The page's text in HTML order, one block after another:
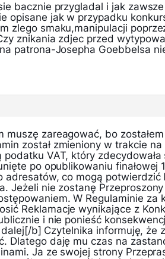
bacznie przygladal i jak
opisane jak w przypadku
zlego smaku,manipulacji
znikania zdjec przed
patrona-Josepha Goebbelsa
muszę zareagować, bo
został zmieniony w trakcie
podatku VAT, który zdecydowała
po opublikowaniu
adresatów, co mogą
Jeżeli nie zostanę
W Regulaminie za
Reklamacje wynikające z
i nie ponieść
b] Czytelnika informuję, że
Dlatego daję mu czas na
Ja ze swojej strony